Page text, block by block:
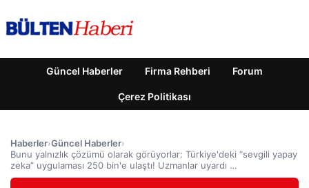
Güncel Haberler Firma Rehberi Forum
Çerez Politikası
Haberler›Güncel Haberler›
Bunu yalnızlık çözümü olarak görüyorlar: Türkiye'deki “sevgili yapay
zeka” uygulaması 250 bin'e ulaştı! Uzmanlar uyardı …